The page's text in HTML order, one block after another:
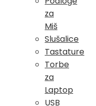
za
Miš
Slušalice
Tastature
Torbe
za
Laptop
USB